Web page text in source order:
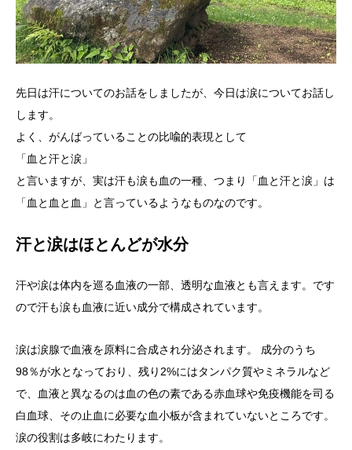
先日は汗についてのお話をしましたが、今日は涙についてお話し
します。
よく、がんばっていることの比喩的表現として
「血と汗と涙」
と言いますが、実は汗も涙も血の一種、つまり「血と汗と涙」は
「血と血と血」と言っているようなものなのです。
汗と涙はほとんどが水分
汗や涙は体内を巡る血液の一部、透明な血液とも言えます。です
ので汗も涙も血液に近い成分で構成されています。
涙は涙腺で血液を原料に合成され分泌されます。 成分のうち
98％が水となっており、残り2%にはタンパク質やミネラルなど
で、血液と異なるのは血の色の素である赤血球や免疫機能を司る
白血球、その止血に必要な血小板が含まれていないところです。
涙の役割は多岐にわたります。